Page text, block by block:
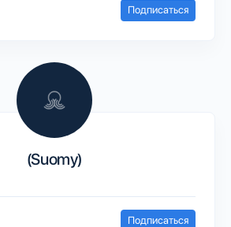
Подписаться
(Suomy)
Подписаться